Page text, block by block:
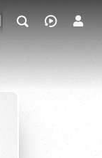
玄幻武侠 奇幻